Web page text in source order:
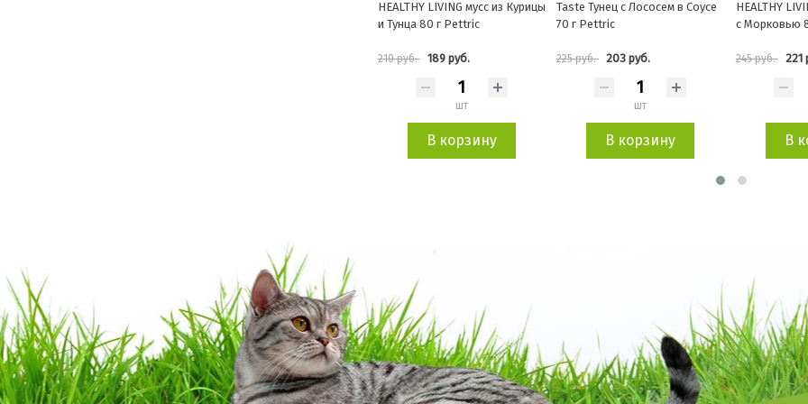
Taste Тунец с Лососем в Соусе
70 г Pettric
225 руб. 203 руб.
шт
В корзину
HEALTHY LIVING мусс из Курицы
с Морковью 80 г Pettric
245 руб. 221 руб.
шт
В корзину
CHICKEN
Курица с
235 руб. 212
В